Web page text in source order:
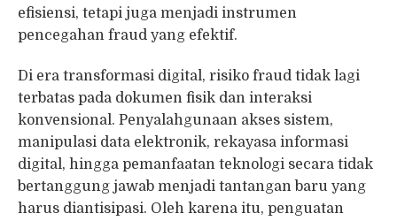
efisiensi, tetapi juga menjadi instrumen
pencegahan fraud yang efektif.
Di era transformasi digital, risiko fraud tidak lagi
terbatas pada dokumen fisik dan interaksi
konvensional. Penyalahgunaan akses sistem,
manipulasi data elektronik, rekayasa informasi
digital, hingga pemanfaatan teknologi secara tidak
bertanggung jawab menjadi tantangan baru yang
harus diantisipasi. Oleh karena itu, penguatan